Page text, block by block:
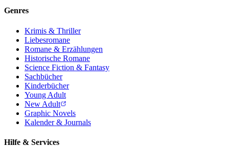
Genres
Krimis & Thriller
Liebesromane
Romane & Erzählungen
Historische Romane
Science Fiction & Fantasy
Sachbücher
Kinderbücher
Young Adult
New Adult
Graphic Novels
Kalender & Journals
Hilfe & Services